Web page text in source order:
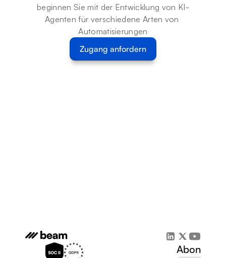
beginnen Sie mit der Entwicklung von KI-
Agenten für verschiedene Arten von
Automatisierungen
Zugang anfordern